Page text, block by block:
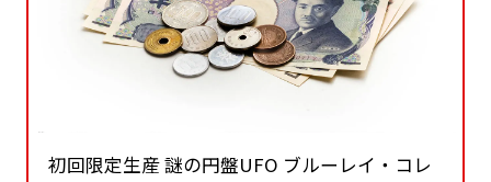
初回限定生産 謎の円盤UFO ブルーレイ・コレ